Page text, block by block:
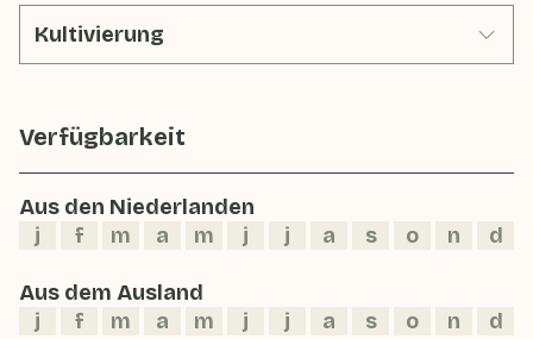
Kultivierung
Verfügbarkeit
Aus den Niederlanden
j
f m a m j j a s o n d
Aus dem Ausland
j
f m a m j j a s o n d